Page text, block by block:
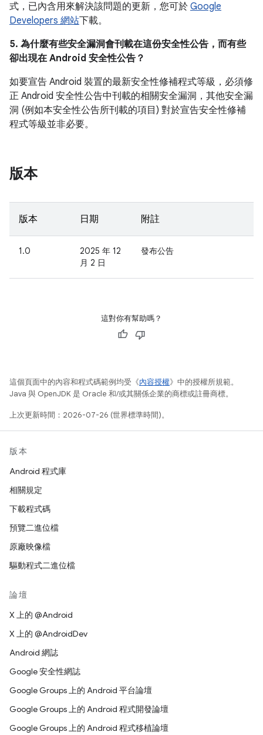
式，已內含用來解決該問題的更新，您可於 Google
Developers 網站下載。
5. 為什麼有些安全漏洞會刊載在這份安全性公告，而有些
卻出現在 Android 安全性公告？
如要宣告 Android 裝置的最新安全性修補程式等級，必須修
正 Android 安全性公告中刊載的相關安全漏洞，其他安全漏
洞 (例如本安全性公告所刊載的項目) 對於宣告安全性修補
程式等級並非必要。
版本
版本 日期 附註
1.0
2025 年 12
月 2 日
發布公告
這對你有幫助嗎？
這個頁面中的內容和程式碼範例均受《內容授權》中的授權所規範。
Java 與 OpenJDK 是 Oracle 和/或其關係企業的商標或註冊商標。
上次更新時間：2026-07-26 (世界標準時間)。
版本
Android 程式庫
相關規定
下載程式碼
預覽二進位檔
原廠映像檔
驅動程式二進位檔
論壇
X 上的 @Android
X 上的 @AndroidDev
Android 網誌
Google 安全性網誌
Google Groups 上的 Android 平台論壇
Google Groups 上的 Android 程式開發論壇
Google Groups 上的 Android 程式移植論壇